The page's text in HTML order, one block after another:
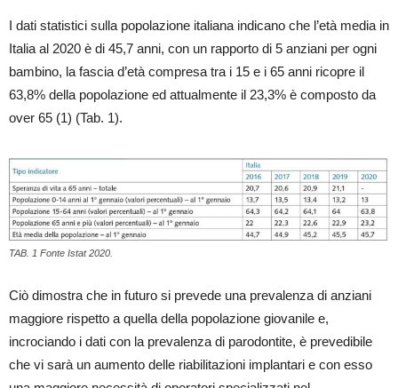
I dati statistici sulla popolazione italiana indicano che l’età media in
Italia al 2020 è di 45,7 anni, con un rapporto di 5 anziani per ogni
bambino, la fascia d’età compresa tra i 15 e i 65 anni ricopre il
63,8% della popolazione ed attualmente il 23,3% è composto da
over 65 (1) (Tab. 1).
TAB. 1 Fonte Istat 2020.
Ciò dimostra che in futuro si prevede una prevalenza di anziani
maggiore rispetto a quella della popolazione giovanile e,
incrociando i dati con la prevalenza di parodontite, è prevedibile
che vi sarà un aumento delle riabilitazioni implantari e con esso